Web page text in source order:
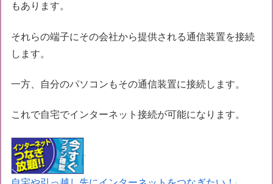
もあります。
それらの端子にその会社から提供される通信装置を接続
します。
一方、自分のパソコンもその通信装置に接続します。
これで自宅でインターネット接続が可能になります。